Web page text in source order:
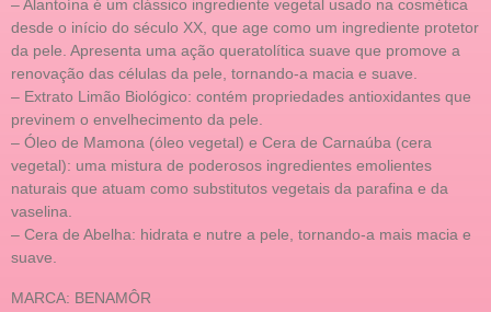
– Alantoína é um clássico ingrediente vegetal usado na cosmética
desde o início do século XX, que age como um ingrediente protetor
da pele. Apresenta uma ação queratolítica suave que promove a
renovação das células da pele, tornando-a macia e suave.
– Extrato Limão Biológico: contém propriedades antioxidantes que
previnem o envelhecimento da pele.
– Óleo de Mamona (óleo vegetal) e Cera de Carnaúba (cera
vegetal): uma mistura de poderosos ingredientes emolientes
naturais que atuam como substitutos vegetais da parafina e da
vaselina.
– Cera de Abelha: hidrata e nutre a pele, tornando-a mais macia e
suave.
MARCA: BENAMÔR